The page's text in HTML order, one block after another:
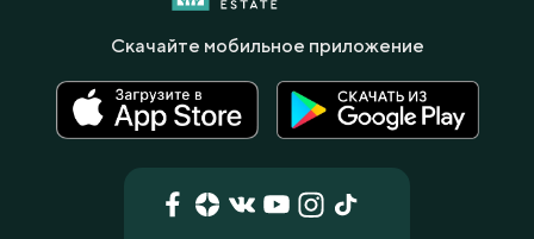
Скачайте мобильное приложение